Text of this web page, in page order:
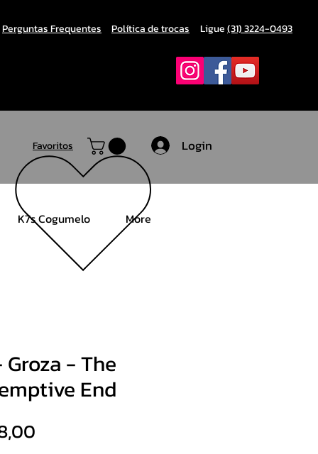
Perguntas Frequentes Política de trocas Ligue(31) 3224-0493
Favoritos Login
K7s Cogumelo More
Groza - The
End